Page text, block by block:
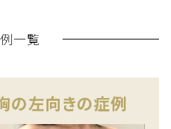
一覧
の左向きの症例